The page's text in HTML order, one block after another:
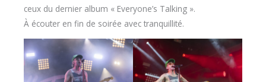
ceux du dernier album « Everyone’s Talking ».
À écouter en fin de soirée avec tranquillité.